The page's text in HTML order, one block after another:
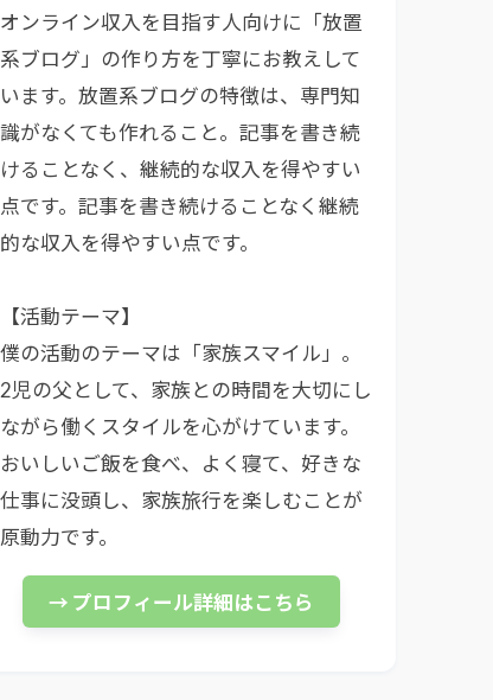
オンライン収入を目指す人向けに「放置
系ブログ」の作り方を丁寧にお教えして
います。放置系ブログの特徴は、専門知
識がなくても作れること。記事を書き続
けることなく、継続的な収入を得やすい
点です。記事を書き続けることなく継続
的な収入を得やすい点です。
【活動テーマ】
僕の活動のテーマは「家族スマイル」。
2児の父として、家族との時間を大切にし
ながら働くスタイルを心がけています。
おいしいご飯を食べ、よく寝て、好きな
仕事に没頭し、家族旅行を楽しむことが
原動力です。
→ プロフィール詳細はこちら